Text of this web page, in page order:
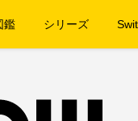
鑑 シリーズ